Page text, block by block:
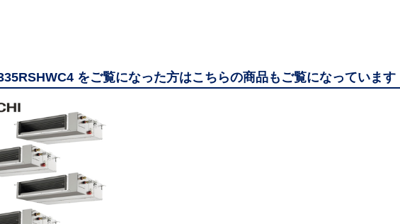
をご覧になった方はこちらの商品もご覧になっています